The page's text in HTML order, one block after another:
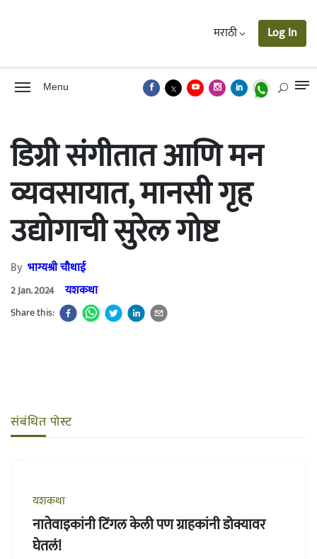
मराठी Log In
Menu
डिग्री संगीतात आणि मन
व्यवसायात, मानसी गृह
उद्योगाची सुरेल गोष्ट
By भाग्यश्री चौथाई
2 Jan. 2024 यशकथा
Share this:
संबंधित पोस्ट
यशकथा
नातेवाइकांनी टिंगल केली पण ग्राहकांनी डोक्यावर
घेतलं!